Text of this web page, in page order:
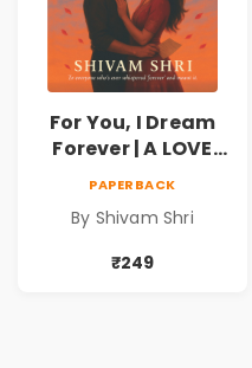
For You, I Dream
Forever | A LOVE
TIME
PAPERBACK
By Shivam Shri
₹249